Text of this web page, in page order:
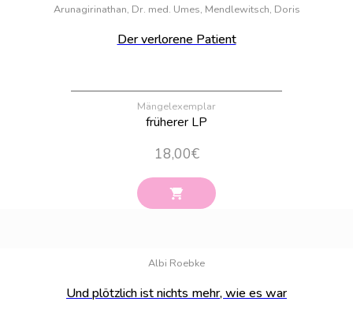
Arunagirinathan, Dr. med. Umes, Mendlewitsch, Doris
Der verlorene Patient
Mängelexemplar
früherer LP
18,00€
Albi Roebke
Und plötzlich ist nichts mehr, wie es war